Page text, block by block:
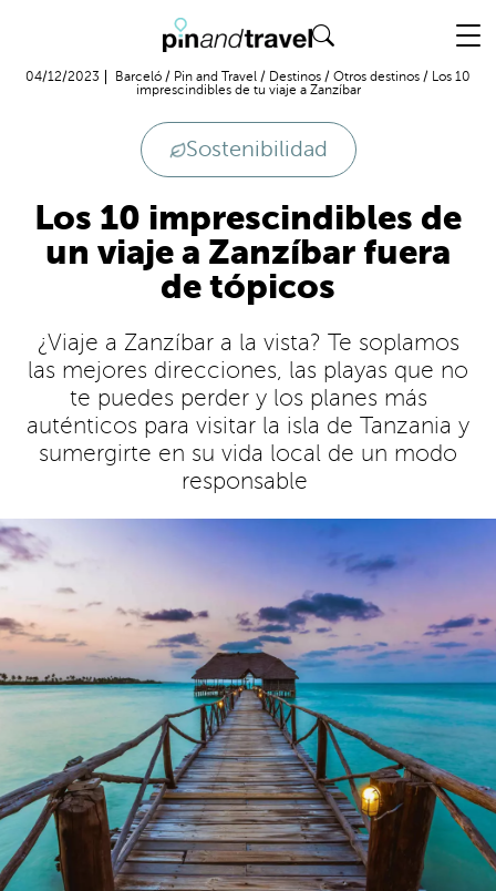
04/12/2023 Barceló / Pin and Travel / Destinos / Otros destinos / Los 10
imprescindibles de tu viaje a Zanzíbar
Sostenibilidad
Los 10 imprescindibles de
un viaje a Zanzíbar fuera
de tópicos
¿Viaje a Zanzíbar a la vista? Te soplamos
las mejores direcciones, las playas que no
te puedes perder y los planes más
auténticos para visitar la isla de Tanzania y
sumergirte en su vida local de un modo
responsable